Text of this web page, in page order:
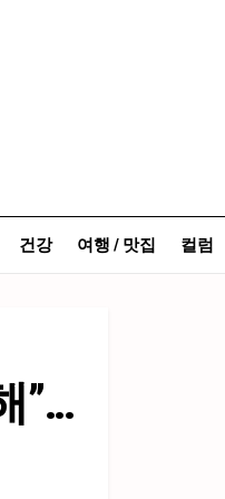
건강 여행 / 맛집 컬럼
”…